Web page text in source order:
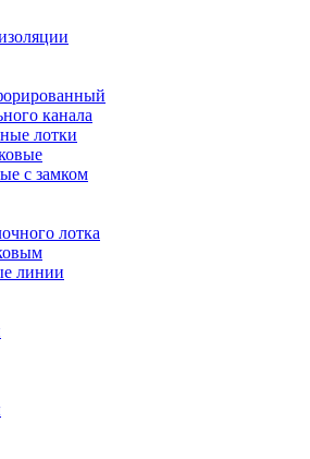
канала
лотки
с замком
лотка
линии